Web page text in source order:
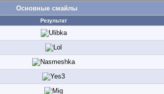
Основные смайлы
Результат